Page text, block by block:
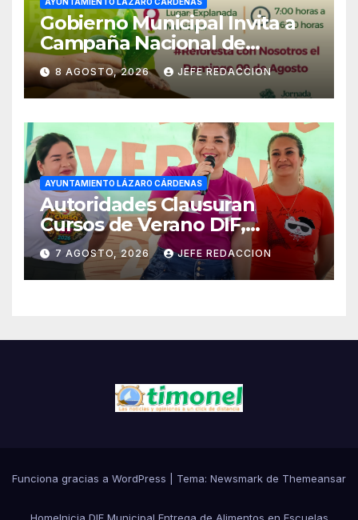
Gobierno Municipal Invita a
Campaña Nacional de
Reforestación
8 AGOSTO, 2026 JEFE REDACCION
AYUNTAMIENTO LÁZARO CÁRDENAS
Autoridades Clausuran
Cursos de Verano DIF,
Seguridad Pública y Casa de
Cultura 2026
7 AGOSTO, 2026 JEFE REDACCION
Funciona gracias a WordPress Tema: Newsmark de Themeansar
HomeInicia DIF Municipal Entrega de Alimentos en Escuelas